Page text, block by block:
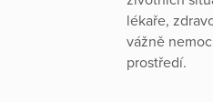
lékaře,
vážně
prostředí.